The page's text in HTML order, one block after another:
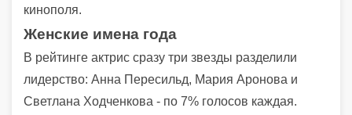
кинополя.
Женские имена года
В рейтинге актрис сразу три звезды разделили
лидерство: Анна Пересильд, Мария Аронова и
Светлана Ходченкова - по 7% голосов каждая.